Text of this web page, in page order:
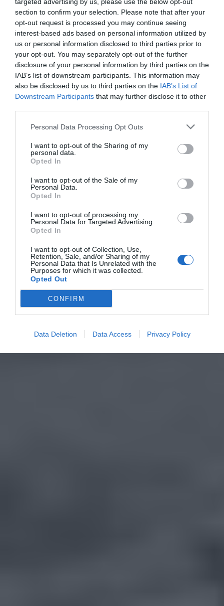
section to confirm your selection. Please note that after your
opt-out request is processed you may continue seeing
interest-based ads based on personal information utilized by
us or personal information disclosed to third parties prior to
your opt-out. You may separately opt-out of the further
disclosure of your personal information by third parties on the
IAB’s list of downstream participants. This information may
also be disclosed by us to third parties on the IAB’s List of
Downstream Participants that may further disclose it to other
Personal Data Processing Opt Outs
I want to opt-out of the Sharing of my
personal data.
Opted In
I want to opt-out of the Sale of my
Personal Data.
Opted In
I want to opt-out of processing my
Personal Data for Targeted Advertising.
Opted In
I want to opt-out of Collection, Use,
Retention, Sale, and/or Sharing of my
Personal Data that Is Unrelated with the
Purposes for which it was collected.
Opted Out
CONFIRM
Data Deletion Data Access Privacy Policy